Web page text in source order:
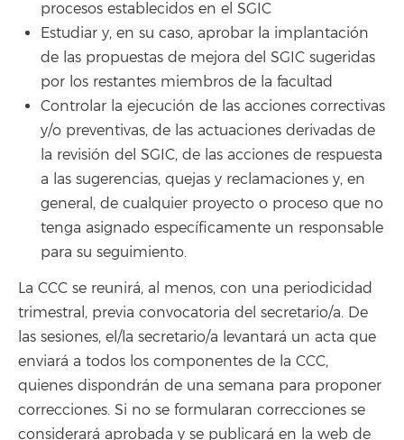
procesos establecidos en el SGIC
Estudiar y, en su caso, aprobar la implantación
de las propuestas de mejora del SGIC sugeridas
por los restantes miembros de la facultad
Controlar la ejecución de las acciones correctivas
y/o preventivas, de las actuaciones derivadas de
la revisión del SGIC, de las acciones de respuesta
a las sugerencias, quejas y reclamaciones y, en
general, de cualquier proyecto o proceso que no
tenga asignado específicamente un responsable
para su seguimiento.
La CCC se reunirá, al menos, con una periodicidad
trimestral, previa convocatoria del secretario/a. De
las sesiones, el/la secretario/a levantará un acta que
enviará a todos los componentes de la CCC,
quienes dispondrán de una semana para proponer
correcciones. Si no se formularan correcciones se
considerará aprobada y se publicará en la web de